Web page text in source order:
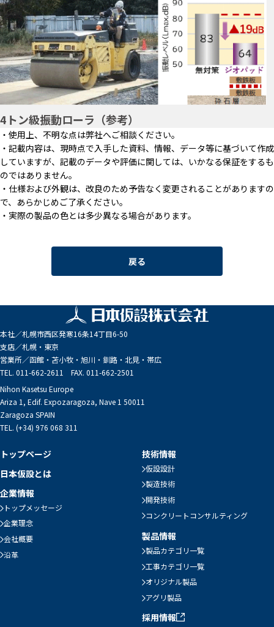
4トン級振動ローラ（参考）
・使用上、不明な点は弊社へご相談ください。
・記載内容は、現時点で入手した資料、情報、データ等に基づいて作成
していますが、記載のデータや評価に関しては、いかなる保証をするも
のではありません。
・仕様および外観は、改良のため予告なく変更されることがありますの
で、あらかじめご了承ください。
・実際の製品の色とは多少異なる場合があります。
戻る
本社／札幌市西区発寒16条14丁目6-50
支店／札幌・東京
営業所／函館・苫小牧・旭川・釧路・北見・帯広
TEL. 011-662-2611 FAX. 011-662-2501
Nihon Kasetsu Europe
Ariza 1, Edif. Expozaragoza, Nave 1 50011
Zaragoza SPAIN
TEL. (+34) 976 068 311
トップページ
日本仮設とは
企業情報
トップメッセージ
企業理念
会社概要
沿革
技術情報
仮設設計
製造技術
開発技術
コンクリートコンサルティング
製品情報
製品カテゴリ一覧
工事カテゴリ一覧
オリジナル製品
アグリ製品
採用情報